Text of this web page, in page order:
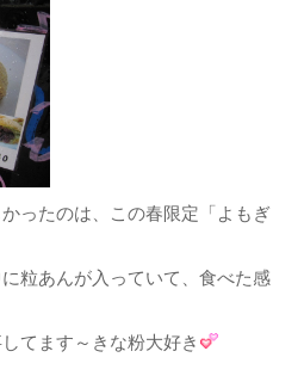
ったのは、この春限定「よもぎ
粒あんが入っていて、食べた感
てます～きな粉大好き